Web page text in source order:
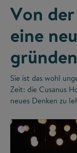
Von
eine
gründen
Sie ist das wohl
Zeit: die Cusanus
neues Denken zu